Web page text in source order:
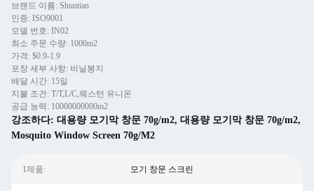
브랜드 이름: Shuntian
인증: ISO9001
모델 번호: IN02
최소 주문 수량: 1000m2
가격: $0.9-1.9
포장 세부 사항: 비닐봉지
배달 시간: 15일
지불 조건: T/T,L/C,웨스턴 유니온
공급 능력: 10000000000m2
강조하다: 대용량 모기막 창문 70g/m2, 대용량 모기막 창문 70g/m2,
Mosquito Window Screen 70g/M2
1제품: 모기 창문 스크린